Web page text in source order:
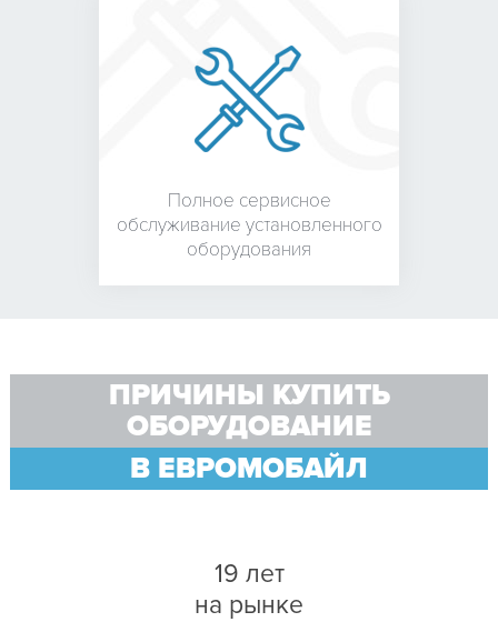
Полное сервисное
обслуживание установленного
оборудования
ПРИЧИНЫ КУПИТЬ
ОБОРУДОВАНИЕ
В ЕВРОМОБАЙЛ
19 лет
на рынке